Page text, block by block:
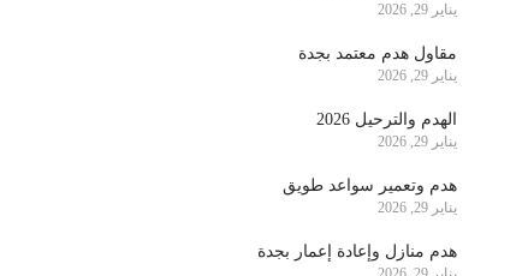
يناير 29, 2026
مقاول هدم معتمد بجدة
يناير 29, 2026
الهدم والترحيل 2026
يناير 29, 2026
هدم وتعمير سواعد طويق
يناير 29, 2026
هدم منازل وإعادة إعمار بجدة